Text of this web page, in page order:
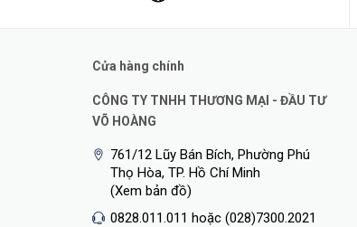
Cửa hàng chính
CÔNG TY TNHH THƯƠNG MẠI - ĐẦU TƯ
VÕ HOÀNG
761/12 Lũy Bán Bích, Phường Phú
Thọ Hòa, TP. Hồ Chí Minh
(Xem bản đồ)
0828.011.011 hoặc (028)7300.2021